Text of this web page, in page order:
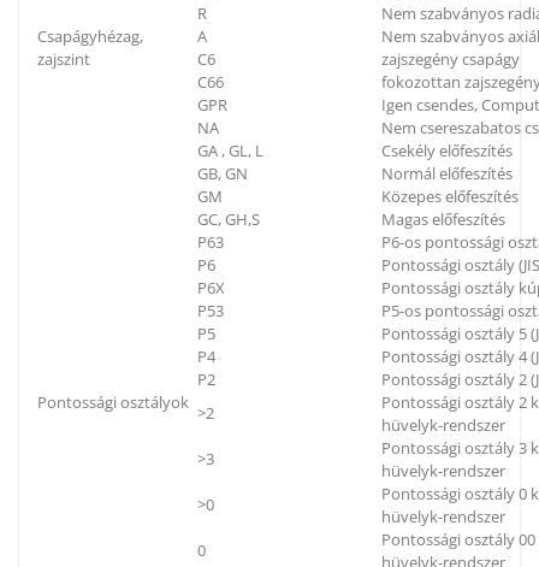
Csapágyhézag,
zajszint
R
Nem szabványos
A
Nem szabványos
C6
zajszegény csapágy
C66
fokozottan
GPR
Igen csendes,
NA
Nem csereszabatos
GA , GL, L
Csekély előfeszítés
GB, GN
Normál előfeszítés
GM
Közepes előfeszítés
GC, GH,S
Magas előfeszítés
Pontossági osztályok
P63
P6-os pontossági
P6
Pontossági osztály
P6X
Pontossági osztály
P53
P5-os pontossági
P5
Pontossági osztály 5
P4
Pontossági osztály 4
P2
Pontossági osztály 2
>2
Pontossági osztály 2
hüvelyk-rendszer
>3
Pontossági osztály 3
hüvelyk-rendszer
>0
Pontossági osztály 0
hüvelyk-rendszer
0
Pontossági osztály
hüvelyk-rendszer